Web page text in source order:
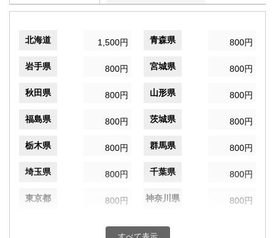
北海道 1,500円 青森県 800円
岩手県 800円 宮城県 800円
秋田県 800円 山形県 800円
福島県 800円 茨城県 800円
栃木県 800円 群馬県 800円
埼玉県 800円 千葉県 800円
東京都 800円 神奈川県 800円
800円 富山県